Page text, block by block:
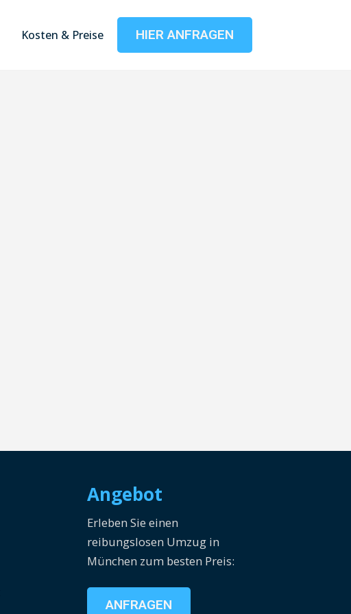
Kosten & Preise HIER ANFRAGEN
Angebot
Erleben Sie einen
reibungslosen Umzug in
München zum besten Preis:
ANFRAGEN